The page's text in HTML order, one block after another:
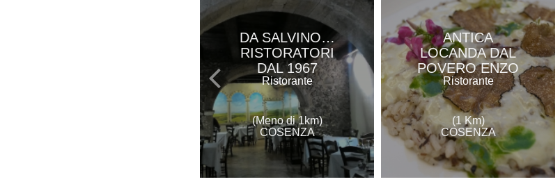
DA SALVINO…
RISTORATORI
DAL 1967
Ristorante
(Meno di 1km)
COSENZA
ANTICA
LOCANDA DAL
POVERO ENZO
Ristorante
(1 Km)
COSENZA